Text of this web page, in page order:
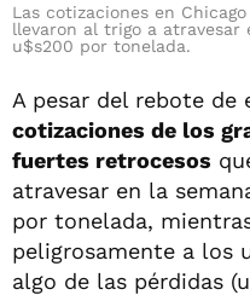
Las cotizaciones en
llevaron al trigo a atravesar
u$s200 por tonelada.
A pesar del rebote de
cotizaciones de los
fuertes retrocesos
atravesar en la
por tonelada,
peligrosamente a los
algo de las pérdidas